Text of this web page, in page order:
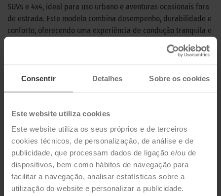
Consentir Detalhes Sobre os cookies
Este website utiliza cookies
Este website utiliza os seus próprios e de terceiros
cookies técnicos, de personalização, de análise e de
publicidade, que processam dados de ligação e/ou de
dispositivos, bem como hábitos de navegação para
facilitar a navegação, analisar estatísticas sobre a
utilização do website e personalizar a publicidade.
SUVs e 4x4, ideal para uso urbano e aventuras ocasionais fora
de estrada. Este modelo combina desempenho, durabilidade e
conforto, oferecendo uma experiência de condução tranquila e
Marca
Modelo
RXQUEST H/T01
Estação
Verão
Tipo de condução